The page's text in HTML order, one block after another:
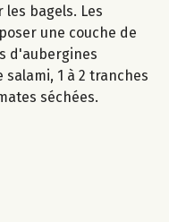
bagels. Les
une couche de
d'aubergines
1 à 2 tranches
séchées.